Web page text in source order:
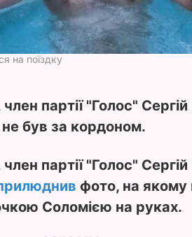
на поїздку
партії "Голос"
був за кордоном.
партії "Голос"
фото, на якому
Соломією на руках.